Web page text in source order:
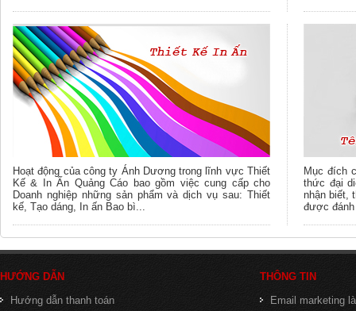
Hoạt động của công ty Ánh Dương trong lĩnh vực Thiết
Kế & In Ấn Quảng Cáo bao gồm việc cung cấp cho
Doanh nghiệp những sản phẩm và dịch vụ sau: Thiết
kế, Tạo dáng, In ấn Bao bì...
Mục đích
thức đại
nhận biết,
được
HƯỚNG DẪN
Hướng dẫn thanh toán
THÔNG TIN
Email marketing